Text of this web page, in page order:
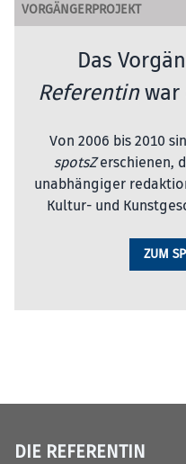
VORGÄNGERPROJEKT
Das
Referentinwar
Von 2006 bis 2010
spotsZerschienen,
unabhängiger
Kultur- und
ZUM
DIE REFERENTIN